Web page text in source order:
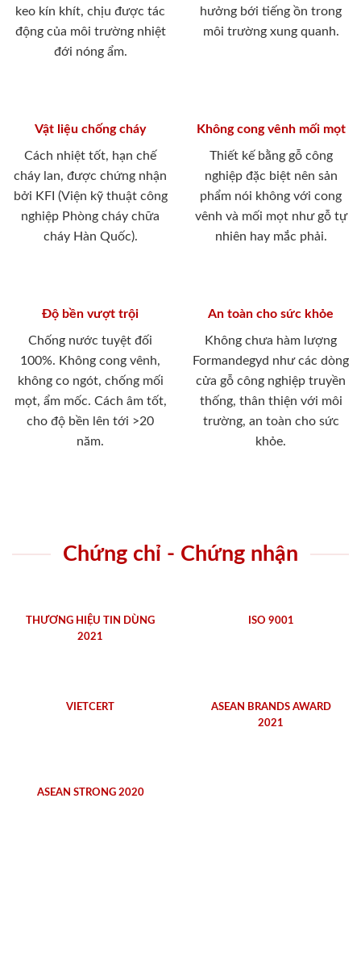
keo kín khít, chịu được tác
động của môi trường nhiệt
đới nóng ẩm.
hưởng bới tiếng ồn trong
môi trường xung quanh.
Vật liệu chống cháy
Cách nhiệt tốt, hạn chế
cháy lan, được chứng nhận
bởi KFI (Viện kỹ thuật công
nghiệp Phòng cháy chữa
cháy Hàn Quốc).
Không cong vênh mối mọt
Thiết kế bằng gỗ công
nghiệp đặc biệt nên sản
phẩm nói không với cong
vênh và mối mọt như gỗ tự
nhiên hay mắc phải.
Độ bền vượt trội
Chống nước tuyệt đối
100%. Không cong vênh,
không co ngót, chống mối
mọt, ẩm mốc. Cách âm tốt,
cho độ bền lên tới >20
năm.
An toàn cho sức khỏe
Không chưa hàm lượng
Formandegyd như các dòng
cửa gỗ công nghiệp truyền
thống, thân thiện với môi
trường, an toàn cho sức
khỏe.
Chứng chỉ - Chứng nhận
THƯƠNG HIỆU TIN DÙNG
2021
ISO 9001
VIETCERT
ASEAN BRANDS AWARD
2021
ASEAN STRONG 2020